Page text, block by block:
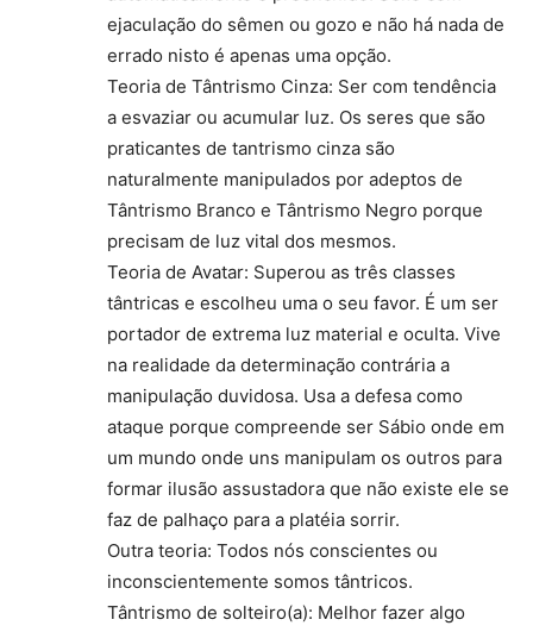
ejaculação do sêmen ou gozo e não há nada de
errado nisto é apenas uma opção.
Teoria de Tântrismo Cinza: Ser com tendência
a esvaziar ou acumular luz. Os seres que são
praticantes de tantrismo cinza são
naturalmente manipulados por adeptos de
Tântrismo Branco e Tântrismo Negro porque
precisam de luz vital dos mesmos.
Teoria de Avatar: Superou as três classes
tântricas e escolheu uma o seu favor. É um ser
portador de extrema luz material e oculta. Vive
na realidade da determinação contrária a
manipulação duvidosa. Usa a defesa como
ataque porque compreende ser Sábio onde em
um mundo onde uns manipulam os outros para
formar ilusão assustadora que não existe ele se
faz de palhaço para a platéia sorrir.
Outra teoria: Todos nós conscientes ou
inconscientemente somos tântricos.
Tântrismo de solteiro(a): Melhor fazer algo